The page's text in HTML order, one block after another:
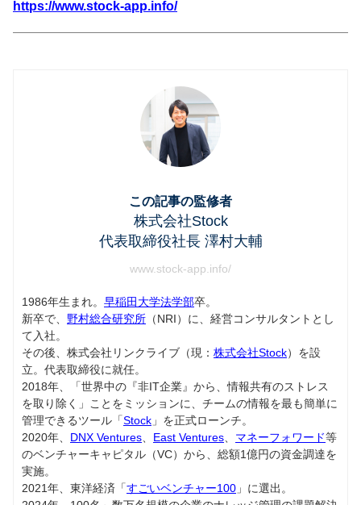
https://www.stock-app.info/
この記事の監修者
株式会社Stock
代表取締役社長 澤村大輔
www.stock-app.info/
1986年生まれ。 早稲田大学法学部卒。
新卒で、 野村総合研究所 （NRI）に、経営コンサルタントとし
て入社。
その後、株式会社リンクライブ（現： 株式会社Stock）を設
立。代表取締役に就任。
2018年、「世界中の『非IT企業』から、情報共有のストレス
を取り除く」ことをミッションに、チームの情報を最も簡単に
管理できるツール「Stock 」を正式ローンチ。
2020年、 DNX Ventures、 East Ventures、 マネーフォワード等
のベンチャーキャピタル（VC）から、総額1億円の資金調達を
実施。
2021年、東洋経済「すごいベンチャー100 」に選出。